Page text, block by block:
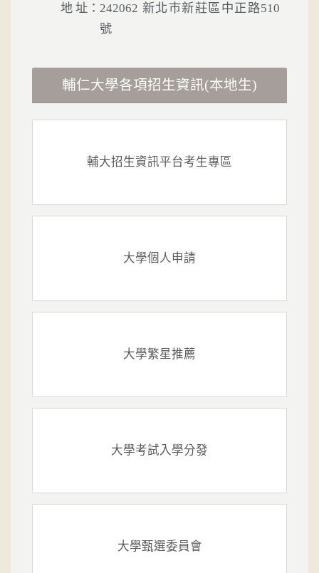
地 址： 242062 新北巿新莊區中正路510
號
輔仁大學各項招生資訊(本地生)
輔大招生資訊平台考生專區
大學個人申請
大學繁星推薦
大學考試入學分發
大學甄選委員會